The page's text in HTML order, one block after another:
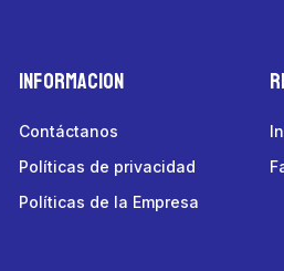
Informacion
Contáctanos
Políticas de privacidad
Políticas de la Empresa